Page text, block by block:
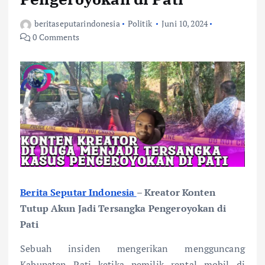
beritaseputarindonesia Politik
Juni 10, 2024
0 Comments
Berita Seputar Indonesia – Kreator Konten
Tutup Akun Jadi Tersangka Pengeroyokan di
Pati
Sebuah insiden mengerikan mengguncang